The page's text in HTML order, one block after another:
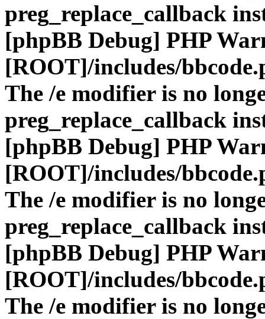
preg_replace_callback
[phpBB Debug] PHP
[ROOT]/includes/
The /e modifier is no
preg_replace_callback
[phpBB Debug] PHP
[ROOT]/includes/
The /e modifier is no
preg_replace_callback
[phpBB Debug] PHP
[ROOT]/includes/
The /e modifier is no